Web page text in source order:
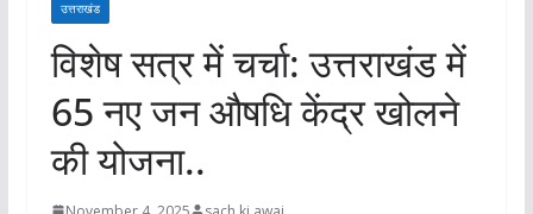
उत्तराखंड
विशेष सत्र में चर्चा: उत्तराखंड में
65 नए जन औषधि केंद्र खोलने
की योजना..